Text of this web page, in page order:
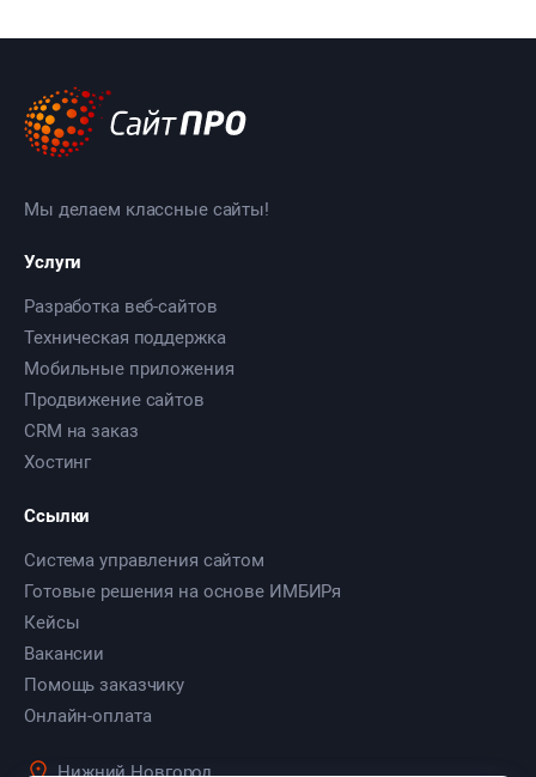
Мы делаем классные сайты!
Услуги
Разработка веб-сайтов
Техническая поддержка
Мобильные приложения
Продвижение сайтов
CRM на заказ
Хостинг
Ссылки
Система управления сайтом
Готовые решения на основе ИМБИРя
Кейсы
Вакансии
Помощь заказчику
Онлайн-оплата